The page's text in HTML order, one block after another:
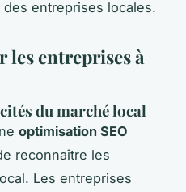
entreprises locales.
les entreprises à
du marché local
optimisation SEO
reconnaître les
Les entreprises